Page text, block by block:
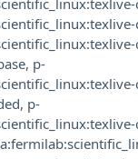
, p-
, p-